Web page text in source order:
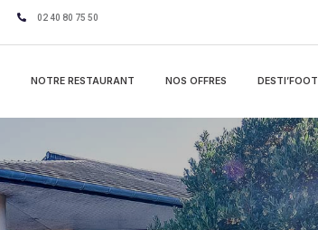
02 40 80 75 50
NOTRE RESTAURANT NOS OFFRES DESTI’FOOT